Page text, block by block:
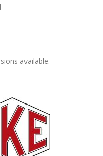
available.